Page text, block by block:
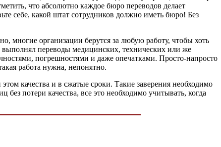
что абсолютно каждое бюро переводов делает
себе, какой штат сотрудников должно иметь бюро! Без
многие организации берутся за любую работу, чтобы хоть
выполнял переводы медицинских, технических или же
погрешностями и даже опечатками. Просто-напросто
работа нужна, непонятно.
качества и в сжатые сроки. Такие заверения необходимо
потери качества, все это необходимо учитывать, когда